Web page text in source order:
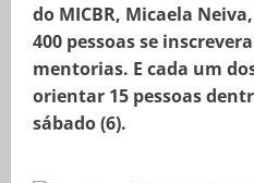
do MICBR, Micaela
400 pessoas se
mentorias. E cada um
orientar 15 pessoas
sábado (6).